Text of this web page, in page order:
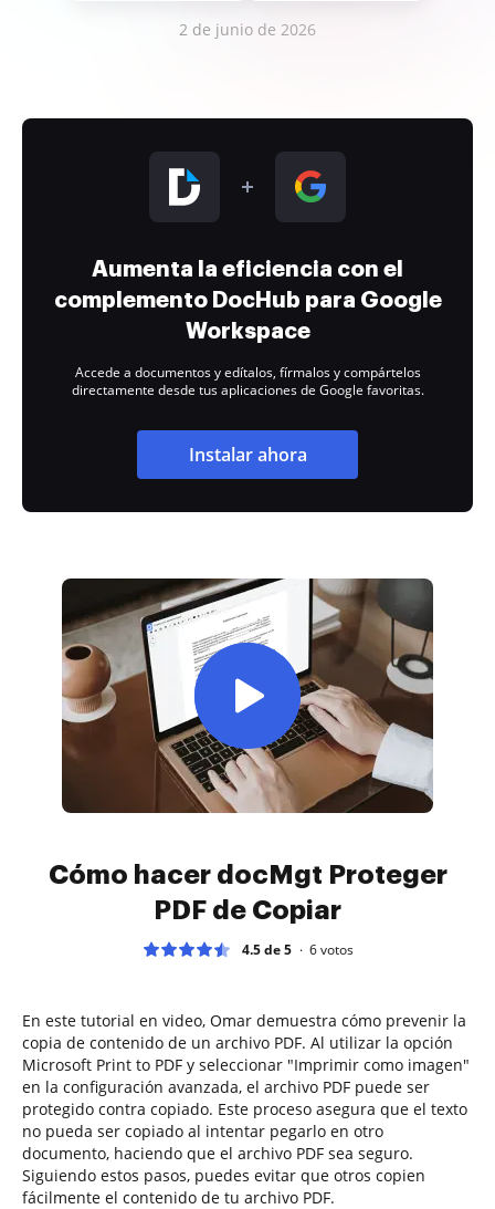
2 de junio de 2026
Aumenta la eficiencia con el
complemento DocHub para Google
Workspace
Accede a documentos y edítalos, fírmalos y compártelos
directamente desde tus aplicaciones de Google favoritas.
Instalar ahora
Cómo hacer docMgt Proteger
PDF de Copiar
4.5 de 5 6votos
En este tutorial en video, Omar demuestra cómo prevenir la
copia de contenido de un archivo PDF. Al utilizar la opción
Microsoft Print to PDF y seleccionar "Imprimir como imagen"
en la configuración avanzada, el archivo PDF puede ser
protegido contra copiado. Este proceso asegura que el texto
no pueda ser copiado al intentar pegarlo en otro
documento, haciendo que el archivo PDF sea seguro.
Siguiendo estos pasos, puedes evitar que otros copien
fácilmente el contenido de tu archivo PDF.